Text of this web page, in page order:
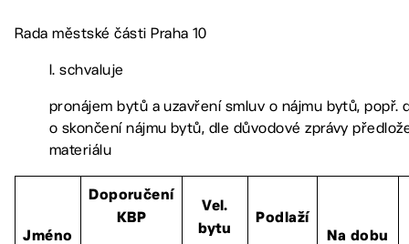
Rada městské části Praha 10
I. schvaluje
pronájem bytů a uzavření smluv o nájmu bytů, popř.
o skončení nájmu bytů, dle důvodové zprávy
materiálu
Jméno
Doporučení
KBP
Vel.
bytu
Podlaží
Na dobu